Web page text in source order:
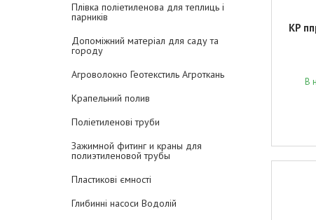
Плівка поліетиленова для теплиць і
парників
Допоміжний матеріал для саду та
городу
Агроволокно Геотекстиль Агроткань
Крапельний полив
Поліетиленові труби
Зажимной фитинг и краны для
полиэтиленовой трубы
Пластикові ємності
Глибинні насоси Водолій
KP
В